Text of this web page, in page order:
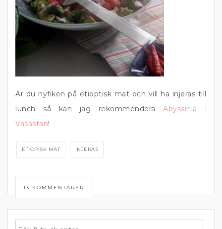
Är du nyfiken på etioptisk mat och vill ha injeras till
lunch så kan jag rekommenderaAbyssinia i
Vasastan!
ETIOPISK MAT INJERAS
13 KOMMENTARER